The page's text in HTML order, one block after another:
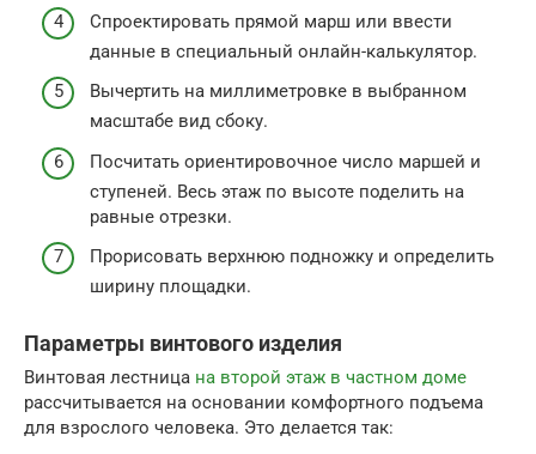
Спроектировать прямой марш или ввести
данные в специальный онлайн-калькулятор.
Вычертить на миллиметровке в выбранном
масштабе вид сбоку.
Посчитать ориентировочное число маршей и
ступеней. Весь этаж по высоте поделить на
равные отрезки.
Прорисовать верхнюю подножку и определить
ширину площадки.
Параметры винтового изделия
Винтовая лестница на второй этаж в частном доме
рассчитывается на основании комфортного подъема
для взрослого человека. Это делается так: